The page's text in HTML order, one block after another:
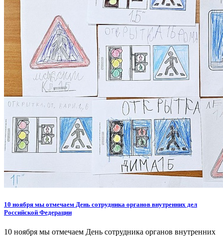
10 ноября мы отмечаем День сотрудника органов внутренних дел
Российской Федерации
10 ноября мы отмечаем День сотрудника органов внутренних